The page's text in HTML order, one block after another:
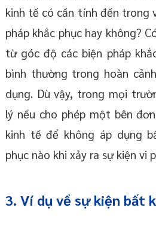
kinh tế có cần tính đến trong
pháp khắc phục hay không?
từ góc độ các biện pháp
bình thường trong hoàn
dụng. Dù vậy, trong mọi
lý nếu cho phép một bên
kinh tế để không áp dụng
phục nào khi xảy ra sự kiện vi
3. Ví dụ về sự kiện bất